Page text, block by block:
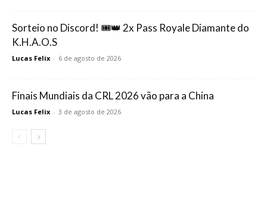
Sorteio no Discord! 🎟️👑 2x Pass Royale Diamante do
K.H.A.O.S
Lucas Felix - 6 de agosto de 2026
Finais Mundiais da CRL 2026 vão para a China
Lucas Felix - 3 de agosto de 2026